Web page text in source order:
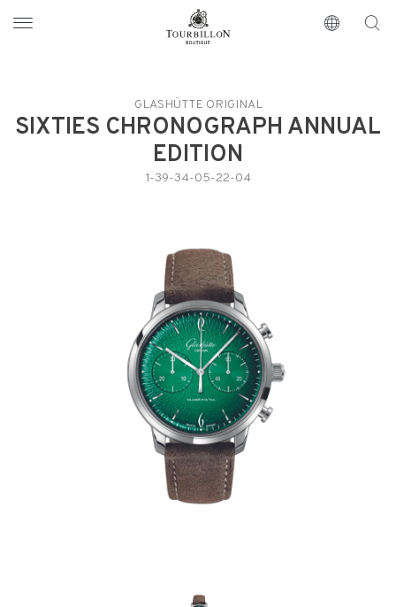
https://www.tourbillon.com/fr
GLASHÜTTE ORIGINAL
SIXTIES CHRONOGRAPH ANNUAL
EDITION
1-39-34-05-22-04